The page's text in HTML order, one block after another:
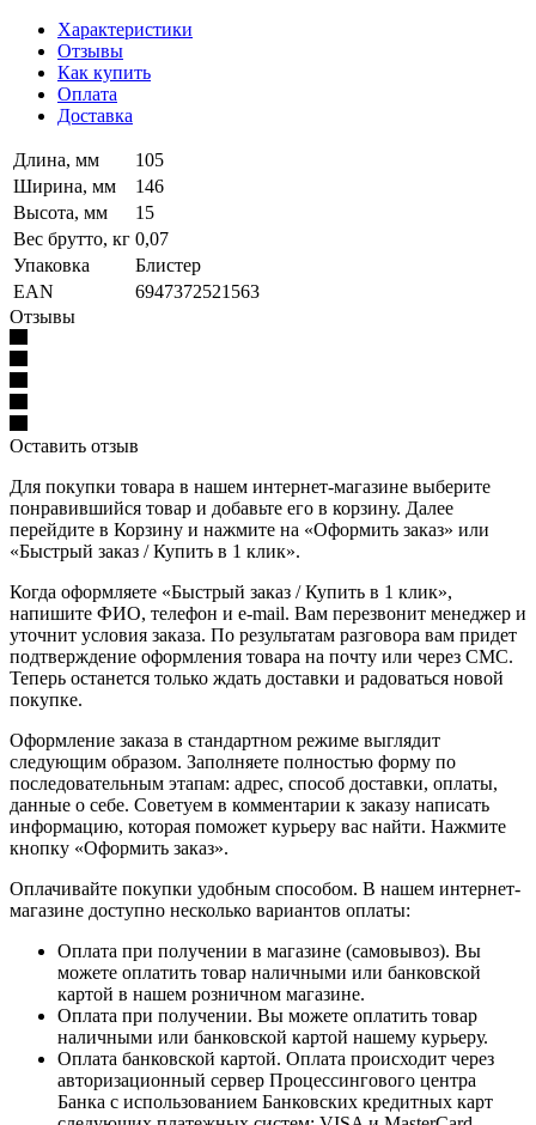
Характеристики
Отзывы
Как купить
Оплата
Доставка
Длина, мм
105
Ширина, мм
146
Высота, мм
15
Вес брутто, кг 0,07
Упаковка
Блистер
EAN
6947372521563
Отзывы
Оставить отзыв
Для покупки товара в нашем интернет-магазине выберите
понравившийся товар и добавьте его в корзину. Далее
перейдите в Корзину и нажмите на «Оформить заказ» или
«Быстрый заказ / Купить в 1 клик».
Когда оформляете «Быстрый заказ / Купить в 1 клик»,
напишите ФИО, телефон и e-mail. Вам перезвонит менеджер и
уточнит условия заказа. По результатам разговора вам придет
подтверждение оформления товара на почту или через СМС.
Теперь останется только ждать доставки и радоваться новой
покупке.
Оформление заказа в стандартном режиме выглядит
следующим образом. Заполняете полностью форму по
последовательным этапам: адрес, способ доставки, оплаты,
данные о себе. Советуем в комментарии к заказу написать
информацию, которая поможет курьеру вас найти. Нажмите
кнопку «Оформить заказ».
Оплачивайте покупки удобным способом. В нашем интернет-
магазине доступно несколько вариантов оплаты:
Оплата при получении в магазине (самовывоз). Вы
можете оплатить товар наличными или банковской
картой в нашем розничном магазине.
Оплата при получении. Вы можете оплатить товар
наличными или банковской картой нашему курьеру.
Оплата банковской картой. Оплата происходит через
авторизационный сервер Процессингового центра
Банка с использованием Банковских кредитных карт